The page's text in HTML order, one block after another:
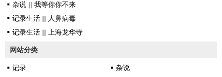
杂说 || 我等你你不来
记录生活 || 人鼻病毒
记录生活 || 上海龙华寺
网站分类
记录
杂说